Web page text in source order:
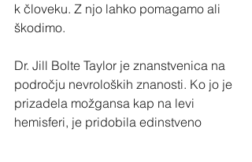
k človeku. Z njo lahko pomagamo ali
škodimo.
Dr. Jill Bolte Taylor je znanstvenica na
področju nevroloških znanosti. Ko jo je
prizadela možgansa kap na levi
hemisferi, je pridobila edinstveno